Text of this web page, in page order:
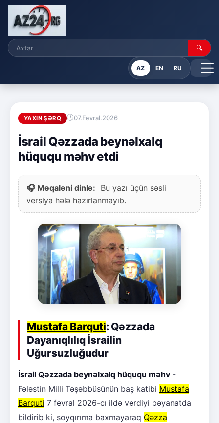
🔍
AZ EN RU
YAXIN ŞƏRQ 07.Fevral.2026
İsrail Qəzzada beynəlxalq
hüququ məhv etdi
🎧 Məqaləni dinlə:
Bu yazı üçün səsli
versiya hələ hazırlanmayıb.
Mustafa Barquti: Qəzzada
Dayanıqlılıq İsrailin
Uğursuzluğudur
İsrail Qəzzada beynəlxalq hüququ məhv -
Fələstin Milli Təşəbbüsünün baş katibi Mustafa
Barquti 7 fevral 2026-cı ildə verdiyi bəyanatda
bildirib ki, soyqırıma baxmayaraq Qəzza